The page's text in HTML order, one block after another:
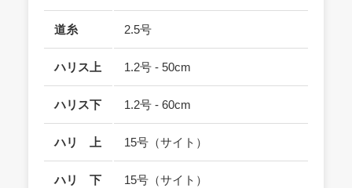
道糸 2.5号
ハリス上 1.2号 - 50cm
ハリス下 1.2号 - 60cm
ハリ 上 15号（サイト）
ハリ 下 15号（サイト）